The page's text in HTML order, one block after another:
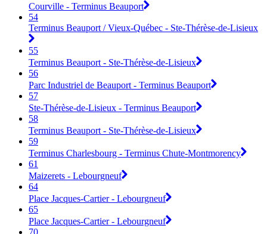
Courville - Terminus Beauport
54
Terminus Beauport / Vieux-Québec - Ste-Thérèse-de-Lisieux
55
Terminus Beauport - Ste-Thérèse-de-Lisieux
56
Parc Industriel de Beauport - Terminus Beauport
57
Ste-Thérèse-de-Lisieux - Terminus Beauport
58
Terminus Beauport - Ste-Thérèse-de-Lisieux
59
Terminus Charlesbourg - Terminus Chute-Montmorency
61
Maizerets - Lebourgneuf
64
Place Jacques-Cartier - Lebourgneuf
65
Place Jacques-Cartier - Lebourgneuf
70